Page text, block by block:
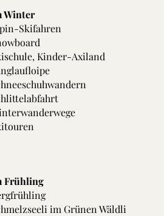
Winter
Skifahren
Kinder-Axiland
Frühling
im Grünen Wäldli